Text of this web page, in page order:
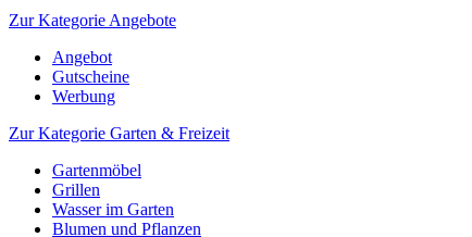
Zur Kategorie Angebote
Angebot
Gutscheine
Werbung
Zur Kategorie Garten & Freizeit
Gartenmöbel
Grillen
Wasser im Garten
Blumen und Pflanzen